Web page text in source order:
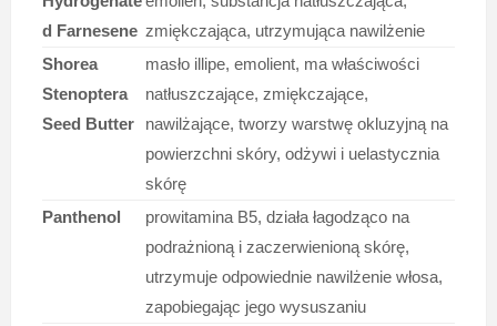
d Farnesene zmiękczająca, utrzymująca nawilżenie
Shorea
Stenoptera
Seed Butter
masło illipe, emolient, ma właściwości
natłuszczające, zmiękczające,
nawilżające, tworzy warstwę okluzyjną na
powierzchni skóry, odżywi i uelastycznia
skórę
Panthenol
prowitamina B5, działa łagodząco na
podrażnioną i zaczerwienioną skórę,
utrzymuje odpowiednie nawilżenie włosa,
zapobiegając jego wysuszaniu